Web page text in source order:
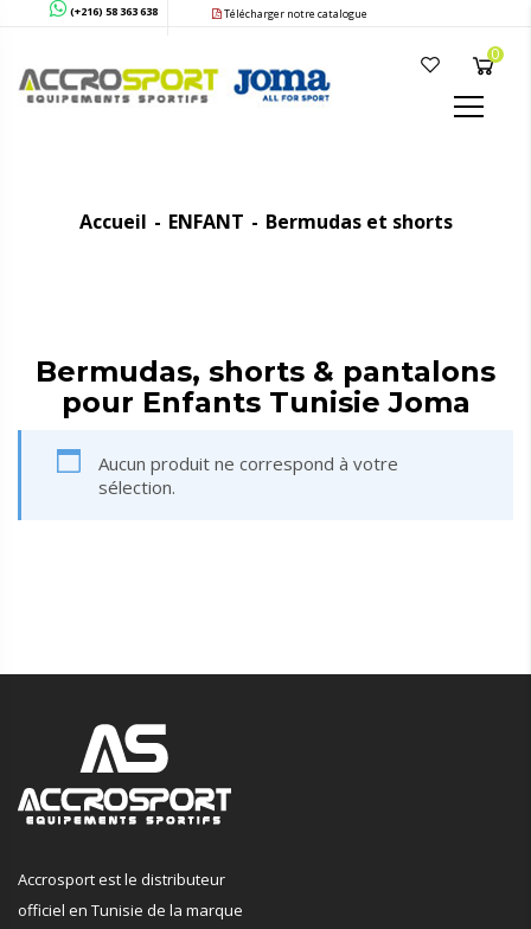
(+216) 58 363 638 Télécharger notre catalogue
0
Accueil ENFANT Bermudas et shorts
Bermudas, shorts & pantalons
pour Enfants Tunisie Joma
Aucun produit ne correspond à votre
sélection.
Accrosport est le distributeur
officiel en Tunisie de la marque